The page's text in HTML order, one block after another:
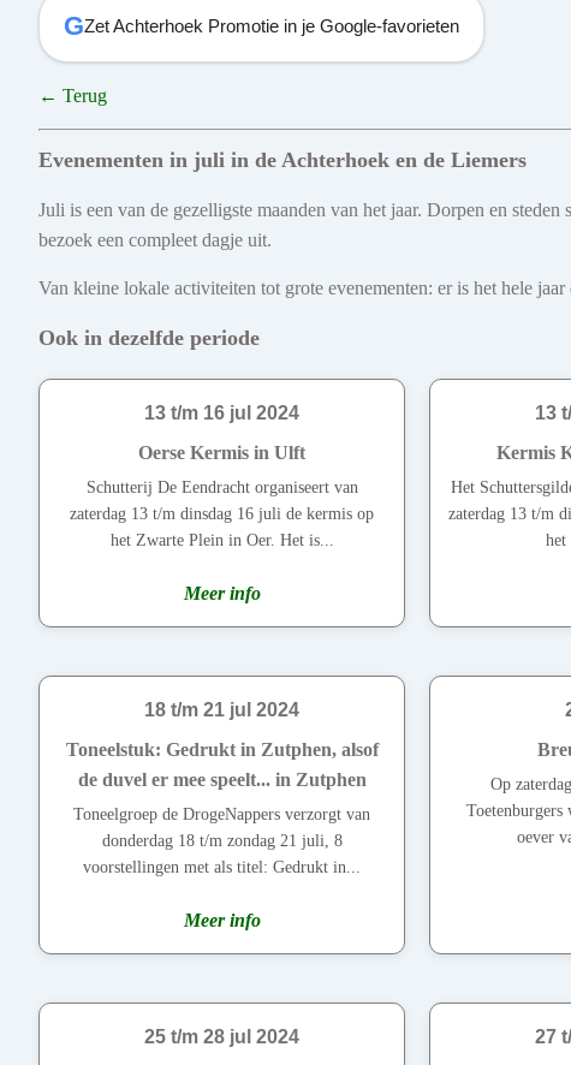
GZet Achterhoek Promotie in je Google-favorieten
← Terug
Evenementen in juli in de Achterhoek en de Liemers
Juli is een van de gezelligste maanden van het jaar. Dorpen en
bezoek een compleet dagje uit.
Van kleine lokale activiteiten tot grote evenementen: er is het hele
Ook in dezelfde periode
13 t/m 16 jul 2024
Oerse Kermis in Ulft
Schutterij De Eendracht organiseert van
zaterdag 13 t/m dinsdag 16 juli de kermis op
het Zwarte Plein in Oer. Het is...
Meer info
13
Kermis
Het
zaterdag 13 t/m
het
18 t/m 21 jul 2024
Toneelstuk: Gedrukt in Zutphen, alsof
de duvel er mee speelt... in Zutphen
Toneelgroep de DrogeNappers verzorgt van
donderdag 18 t/m zondag 21 juli, 8
voorstellingen met als titel: Gedrukt in...
Meer info
Op
Toetenburgers
oever
25 t/m 28 jul 2024
27